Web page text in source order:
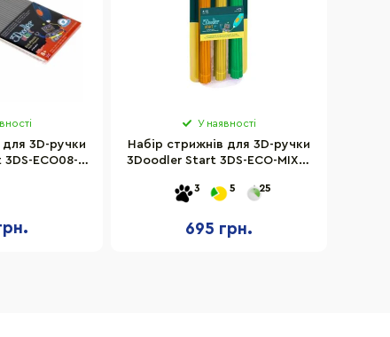
для 3D-ручки
ECO08-
У наявності
Набір стрижнів для 3D-ручки
3Doodler Start 3DS-ECO-MIX2-
3 5 25
695 грн.